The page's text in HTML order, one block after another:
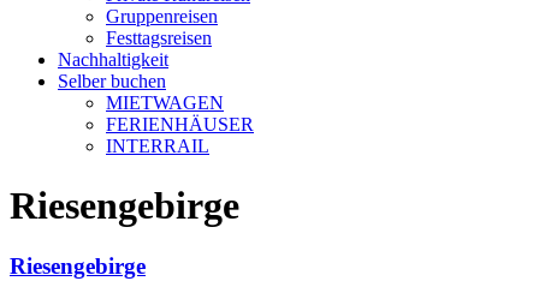
Gruppenreisen
Festtagsreisen
Nachhaltigkeit
Selber buchen
MIETWAGEN
FERIENHÄUSER
INTERRAIL
Riesengebirge
Riesengebirge